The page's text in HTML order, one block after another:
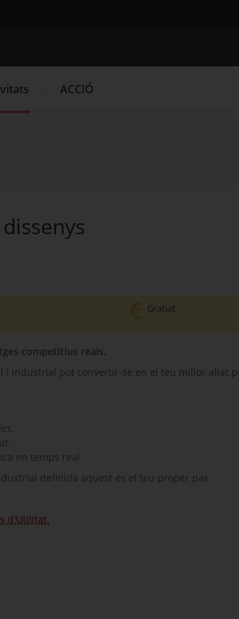
Cercador
ACCIÓ
Gratuït
competitius reals.
i industrial pot convertir-se en el teu millor aliat
en temps real.
definida aquest és el teu proper pas.
d'Utilitat.